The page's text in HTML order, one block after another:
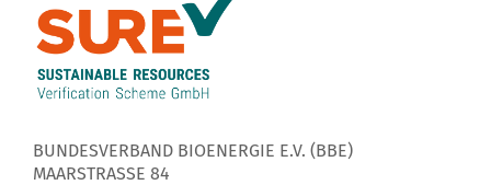
BUNDESVERBAND BIOENERGIE E.V. (BBE)
MAARSTRASSE 84